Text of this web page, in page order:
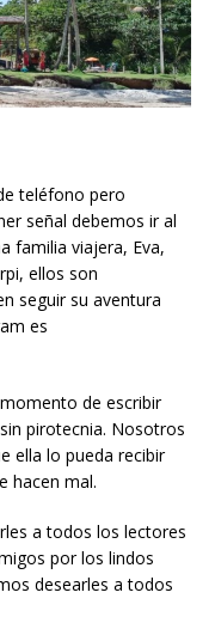
teléfono pero
señal debemos ir al
familia viajera, Eva,
ellos son
seguir su aventura
es
de escribir
pirotecnia. Nosotros
ella lo pueda recibir
hacen mal.
a todos los lectores
por los lindos
desearles a todos